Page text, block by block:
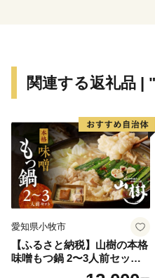
『赤池梨』をはじめとする
また、町のメーンイベン
きらびやかな電飾山笠と
演会』など、年間を通し
ふるさと納税では、ブラ
ーツなど、生産者のまご
発信し、地域ブランド化を
関連する返礼品 |
愛知県小牧市
【ふるさと納税】山樹の本格
味噌もつ鍋 2〜3人前セット
山樹 国産 牛もつ ホルモン モ